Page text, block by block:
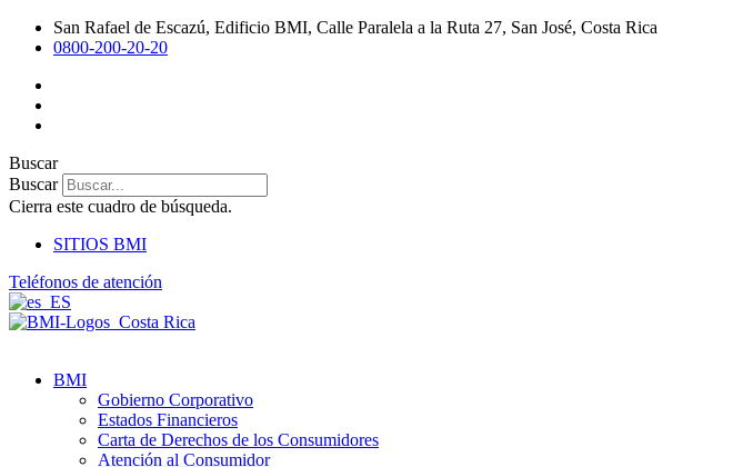
San Rafael de Escazú, Edificio BMI, Calle Paralela a la Ruta 27, San José, Costa Rica
0800-200-20-20
Buscar
Buscar
Cierra este cuadro de búsqueda.
SITIOS BMI
Teléfonos de atención
BMI
Gobierno Corporativo
Estados Financieros
Carta de Derechos de los Consumidores
Atención al Consumidor